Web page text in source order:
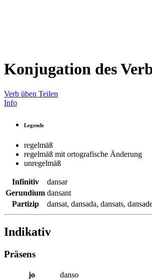
Konjugation des
Verb üben Teilen
Info
Legende
regelmäß
regelmäß mit ortografische Änderung
unregelmäß
Infinitiv
dansar
Gerundium dansant
Partizip
dansat, dansada, dansats,
Indikativ
Präsens
jo
danso